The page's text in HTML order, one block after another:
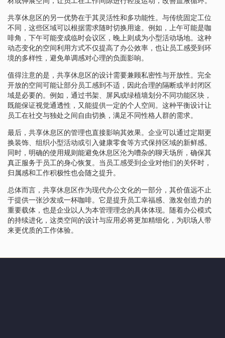
共享休息区的另一优势在于其灵活性和多功能性。与传统固定工位
不同，这些区域可以根据需求随时切换用途。例如，上午可能是咖
啡角，下午可能变成临时会议区，晚上则成为小型活动场地。这种
动态变化的空间利用方式不仅提高了办公效率，也让员工感受到环
境的多样性，避免单调感对心理的负面影响。
值得注意的是，共享休息区的设计需要兼顾私密性与开放性。完全
开放的空间可能让部分员工感到不适，因此合理的隔断或半封闭区
域是必要的。例如，通过书架、屏风或绿植墙划分不同功能区块，
既能保证视觉通透性，又能提供一定的个人空间。这种平衡设计让
员工在社交与独处之间自由切换，满足不同性格人群的需求。
最后，共享休息区的管理也直接影响其效果。企业可以通过定期更
换装饰、组织小型活动或引入健康零食等方式保持区域的新鲜感。
同时，明确的使用规则能避免休息区沦为嘈杂的聊天场所，确保其
真正服务于员工的身心恢复。当员工感受到企业对他们的关怀时，
归属感和工作积极性也会随之提升。
总体而言，共享休息区作为现代办公文化的一部分，其价值远不止
于提供一张沙发或一杯咖啡。它是提升员工幸福感、激发创造力的
重要载体，也是企业以人为本管理理念的具体体现。随着办公模式
的持续进化，这类空间的设计与应用必将更加精细化，为职场人带
来更优质的工作体验。